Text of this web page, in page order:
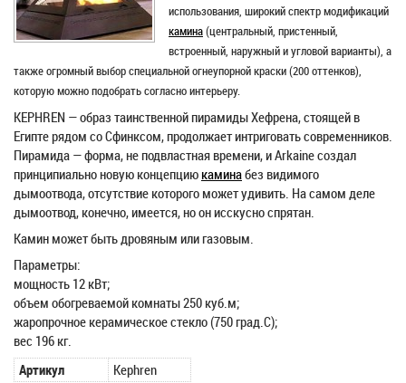
использования, широкий спектр модификаций
камина(центральный, пристенный,
встроенный, наружный и угловой варианты), а
также огромный выбор специальной огнеупорной краски (200 оттенков),
которую можно подобрать согласно интерьеру.
KEPHREN — образ таинственной пирамиды Хефрена, стоящей в
Египте рядом со Сфинксом, продолжает интриговать современников.
Пирамида — форма, не подвластная времени, и Arkaine создал
принципиально новую концепцию каминабез видимого
дымоотвода, отсутствие которого может удивить. На самом деле
дымоотвод, конечно, имеется, но он исскусно спрятан.
Камин может быть дровяным или газовым.
Параметры:
мощность 12 кВт;
объем обогреваемой комнаты 250 куб.м;
жаропрочное керамическое стекло (750 град.С);
вес 196 кг.
Артикул
Kephren